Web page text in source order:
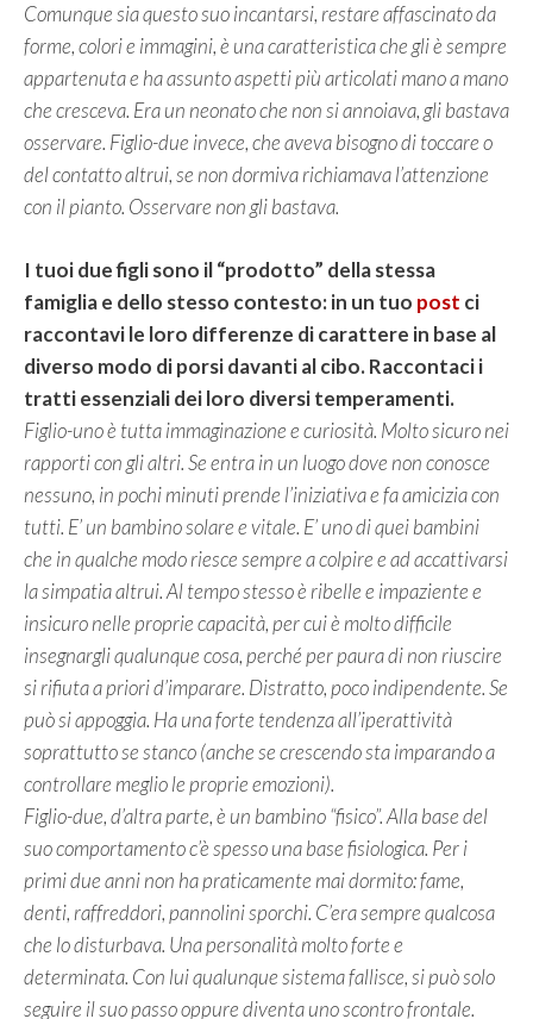
Comunque sia questo suo incantarsi, restare affascinato da
forme, colori e immagini, è una caratteristica che gli è sempre
appartenuta e ha assunto aspetti più articolati mano a mano
che cresceva. Era un neonato che non si annoiava, gli bastava
osservare. Figlio-due invece, che aveva bisogno di toccare o
del contatto altrui, se non dormiva richiamava l’attenzione
con il pianto. Osservare non gli bastava.
I tuoi due figli sono il “prodotto” della stessa
famiglia e dello stesso contesto: in un tuo post ci
raccontavi le loro differenze di carattere in base al
diverso modo di porsi davanti al cibo. Raccontaci i
tratti essenziali dei loro diversi temperamenti.
Figlio-uno è tutta immaginazione e curiosità. Molto sicuro nei
rapporti con gli altri. Se entra in un luogo dove non conosce
nessuno, in pochi minuti prende l’iniziativa e fa amicizia con
tutti. E’ un bambino solare e vitale. E’ uno di quei bambini
che in qualche modo riesce sempre a colpire e ad accattivarsi
la simpatia altrui. Al tempo stesso è ribelle e impaziente e
insicuro nelle proprie capacità, per cui è molto difficile
insegnargli qualunque cosa, perché per paura di non riuscire
si rifiuta a priori d’imparare. Distratto, poco indipendente. Se
può si appoggia. Ha una forte tendenza all’iperattività
soprattutto se stanco (anche se crescendo sta imparando a
controllare meglio le proprie emozioni).
Figlio-due, d’altra parte, è un bambino “fisico”. Alla base del
suo comportamento c’è spesso una base fisiologica. Per i
primi due anni non ha praticamente mai dormito: fame,
denti, raffreddori, pannolini sporchi. C’era sempre qualcosa
che lo disturbava. Una personalità molto forte e
determinata. Con lui qualunque sistema fallisce, si può solo
seguire il suo passo oppure diventa uno scontro frontale.